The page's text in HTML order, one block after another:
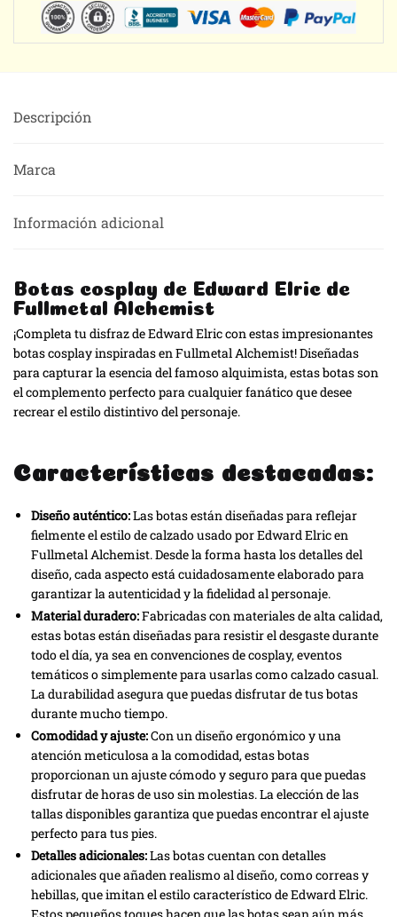
Descripción
Marca
Información adicional
Botas cosplay de Edward Elric de
Fullmetal Alchemist
¡Completa tu disfraz de Edward Elric con estas impresionantes
botas cosplay inspiradas en Fullmetal Alchemist! Diseñadas
para capturar la esencia del famoso alquimista, estas botas son
el complemento perfecto para cualquier fanático que desee
recrear el estilo distintivo del personaje.
Características destacadas:
Diseño auténtico:Las botas están diseñadas para reflejar
fielmente el estilo de calzado usado por Edward Elric en
Fullmetal Alchemist. Desde la forma hasta los detalles del
diseño, cada aspecto está cuidadosamente elaborado para
garantizar la autenticidad y la fidelidad al personaje.
Material duradero:Fabricadas con materiales de alta calidad,
estas botas están diseñadas para resistir el desgaste durante
todo el día, ya sea en convenciones de cosplay, eventos
temáticos o simplemente para usarlas como calzado casual.
La durabilidad asegura que puedas disfrutar de tus botas
durante mucho tiempo.
Comodidad y ajuste:Con un diseño ergonómico y una
atención meticulosa a la comodidad, estas botas
proporcionan un ajuste cómodo y seguro para que puedas
disfrutar de horas de uso sin molestias. La elección de las
tallas disponibles garantiza que puedas encontrar el ajuste
perfecto para tus pies.
Detalles adicionales:Las botas cuentan con detalles
adicionales que añaden realismo al diseño, como correas y
hebillas, que imitan el estilo característico de Edward Elric.